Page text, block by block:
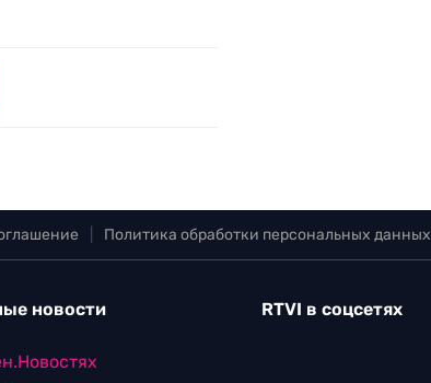
Политика обработки персональных данных
новости RTVI в соцсетях